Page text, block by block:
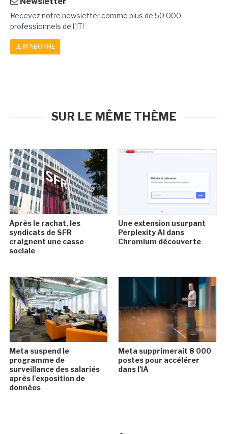
Recevez notre newsletter comme plus de 50 000
professionnels de l'IT!
JE M'ABONNE
SUR LE MÊME THÈME
Après le rachat, les
syndicats de SFR
craignent une casse
sociale
Une extension usurpant
Perplexity AI dans
Chromium découverte
Meta suspend le
programme de
surveillance des salariés
après l'exposition de
données
Meta supprimerait 8 000
postes pour accélérer
dans l'IA